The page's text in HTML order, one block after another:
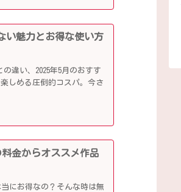
い魅力とお得な使い方
違い、2025年5月のおすす
しめる圧倒的コスパ。今さ
金からオススメ作品
にお得なの？そんな時は無